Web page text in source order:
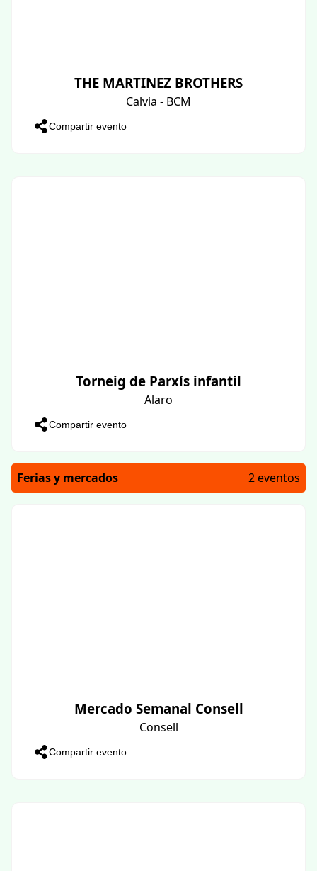
THE MARTINEZ BROTHERS
Calvia - BCM
Compartir evento
Torneig de Parxís infantil
Alaro
Compartir evento
Ferias y mercados 2 eventos
Mercado Semanal Consell
Consell
Compartir evento